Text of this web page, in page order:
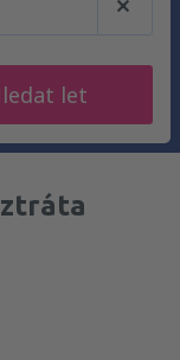
let
ztráta